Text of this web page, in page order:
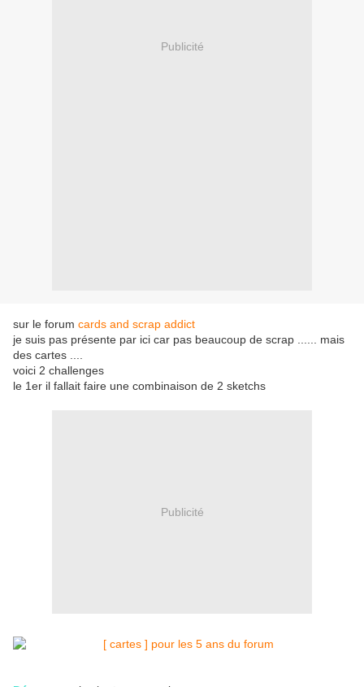
Publicité
sur le forum cards and scrap addict
je suis pas présente par ici car pas beaucoup de scrap ...... mais
des cartes ....
voici 2 challenges
le 1er il fallait faire une combinaison de 2 sketchs
Publicité